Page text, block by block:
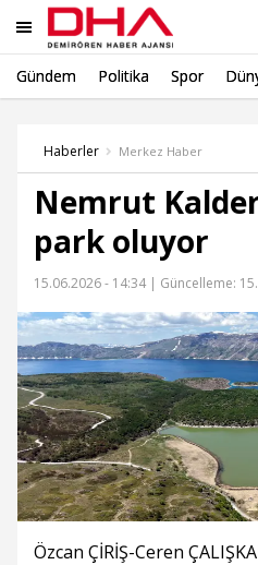
Gündem Politika Spor
Haberler Merkez Haber
Nemrut
park oluyor
15.06.2026 - 14:34 | Güncelleme:
Özcan ÇİRİŞ-Ceren